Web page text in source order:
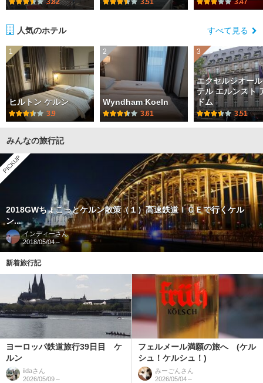
3.82 3.51 3.47
人気のホテル すべて見る
1
ヒルトン ケルン
3.9
2
Wyndham Koeln
3.61
3
エクセルシオー
テル エルンスト
ドム
3.51
みんなの旅行記
PICKUP
2018GWちょこっとケルン散策（１）高速鉄道ＩＣＥで行くケル
ン...
インディーさん
2018/05/04～
新着旅行記
ヨーロッパ鉄道旅行39日目 ケ
ルン
iidaさん
2026/05/09～
フェルメール満願の旅へ (ケル
シュ！ケルシュ！)
みーごん さん
2026/05/04～